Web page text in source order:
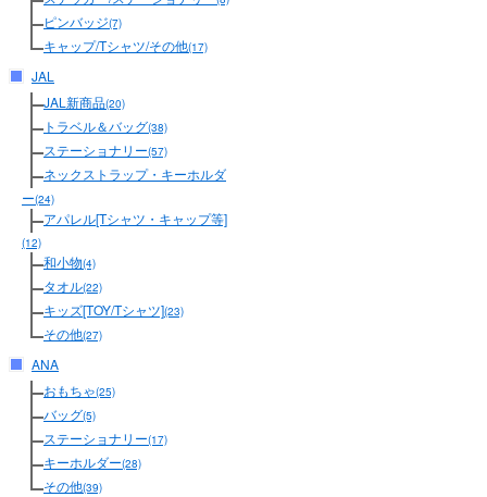
ピンバッジ(7)
キャップ/Tシャツ/その他(17)
JAL
JAL新商品(20)
トラベル＆バッグ(38)
ステーショナリー(57)
ネックストラップ・キーホルダ
ー(24)
アパレル[Tシャツ・キャップ等]
(12)
和小物(4)
タオル(22)
キッズ[TOY/Tシャツ](23)
その他(27)
ANA
おもちゃ(25)
バッグ(5)
ステーショナリー(17)
キーホルダー(28)
その他(39)